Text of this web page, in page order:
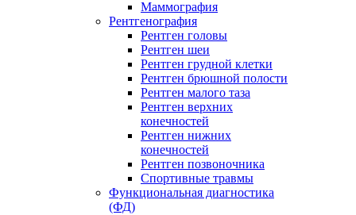
Маммография
Рентгенография
Рентген головы
Рентген шеи
Рентген грудной клетки
Рентген брюшной полости
Рентген малого таза
Рентген верхних
конечностей
Рентген нижних
конечностей
Рентген позвоночника
Спортивные травмы
Функциональная диагностика
(ФД)